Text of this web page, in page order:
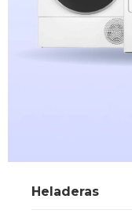
Heladeras